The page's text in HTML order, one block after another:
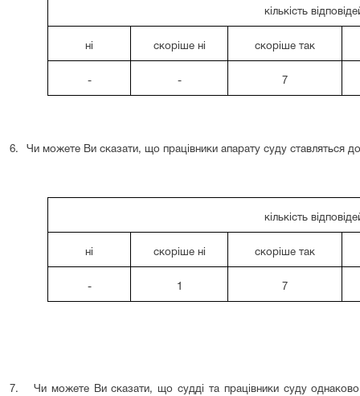
кількість
ні скоріше ні скоріше так
- - 7
6. Чи можете Ви сказати, що працівники апарату суду ставляться до
кількість
ні скоріше ні скоріше так
- 1 7
7. Чи можете Ви сказати, що судді та працівники суду